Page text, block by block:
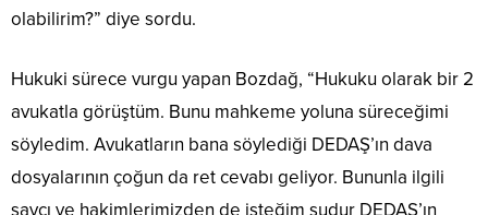
olabilirim?” diye sordu.
Hukuki sürece vurgu yapan Bozdağ, “Hukuku olarak bir 2
avukatla görüştüm. Bunu mahkeme yoluna süreceğimi
söyledim. Avukatların bana söylediği DEDAŞ’ın dava
dosyalarının çoğun da ret cevabı geliyor. Bununla ilgili
savcı ve hakimlerimizden de isteğim şudur DEDAŞ’ın